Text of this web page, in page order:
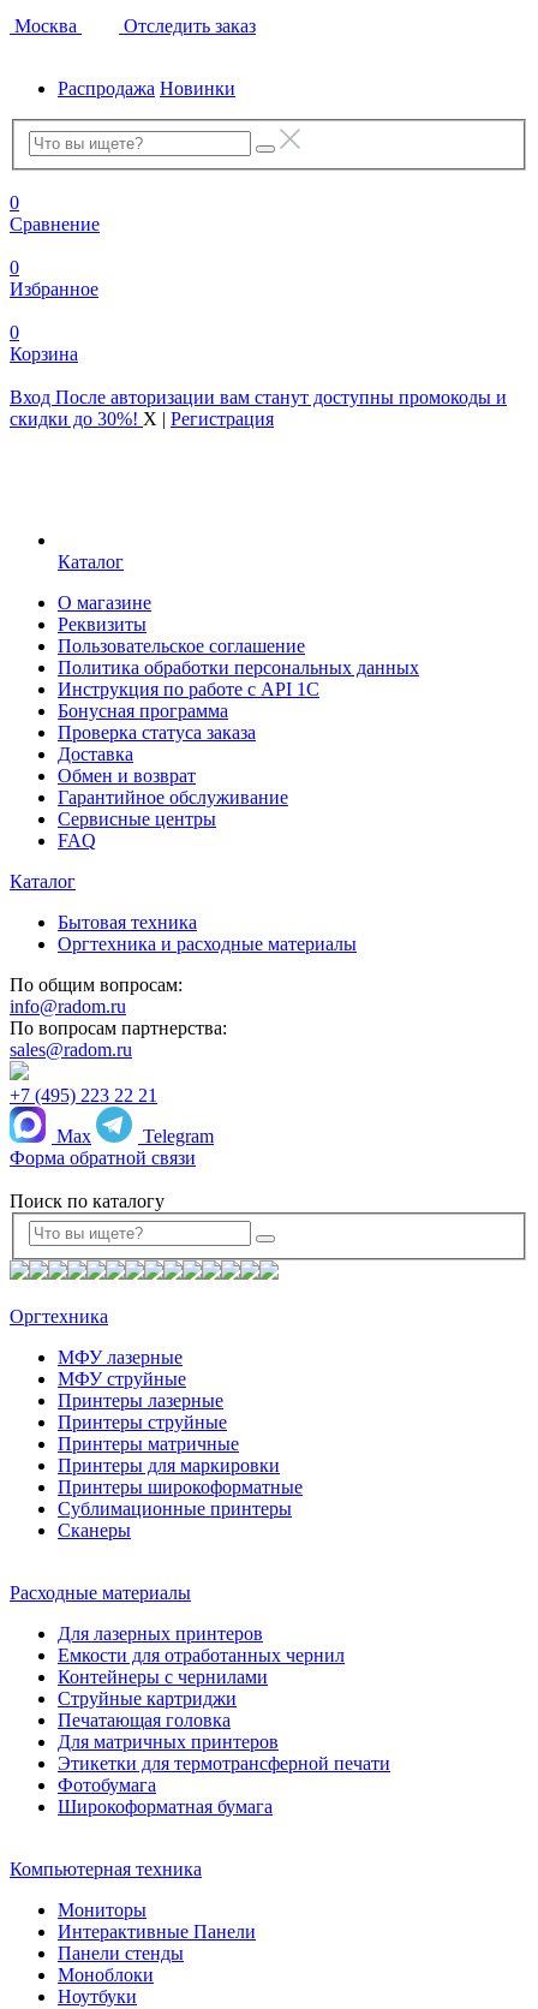
Москва Отследить заказ
Распродажа Новинки
0
Сравнение
0
Избранное
0
Корзина
Вход После авторизации вам станут доступны промокоды и
скидки до 30%! X | Регистрация
Каталог
О магазине
Реквизиты
Пользовательское соглашение
Политика обработки персональных данных
Инструкция по работе с API 1C
Бонусная программа
Проверка статуса заказа
Доставка
Обмен и возврат
Гарантийное обслуживание
Сервисные центры
FAQ
Каталог
Бытовая техника
Оргтехника и расходные материалы
По общим вопросам:
info@radom.ru
По вопросам партнерства:
sales@radom.ru
+7 (495) 223 22 21
Max
Telegram
Форма обратной связи
Поиск по каталогу
Оргтехника
МФУ лазерные
МФУ струйные
Принтеры лазерные
Принтеры струйные
Принтеры матричные
Принтеры для маркировки
Принтеры широкоформатные
Сублимационные принтеры
Сканеры
Расходные материалы
Для лазерных принтеров
Емкости для отработанных чернил
Контейнеры с чернилами
Струйные картриджи
Печатающая головка
Для матричных принтеров
Этикетки для термотрансферной печати
Фотобумага
Широкоформатная бумага
Компьютерная техника
Мониторы
Интерактивные Панели
Панели стенды
Моноблоки
Ноутбуки